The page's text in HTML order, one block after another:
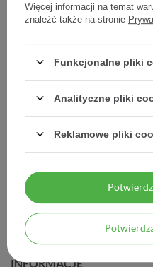
Kr.d/stóp
MOJE ZAMÓWIENIE
MOJE KONTO
INFORMACJE
Więcej informacji na temat
znaleźć także na stronie
Funkcjonalne pliki
Analityczne pliki
Reklamowe pliki